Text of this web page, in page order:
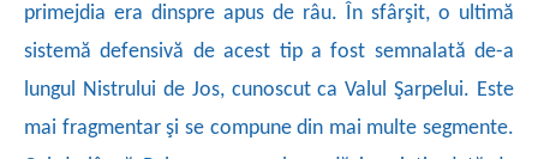
primejdia era dinspre apus de râu. În sfârşit, o ultimă
sistemă defensivă de acest tip a fost semnalată de-a
lungul Nistrului de Jos, cunoscut ca Valul Şarpelui. Este
mai fragmentar şi se compune din mai multe segmente.